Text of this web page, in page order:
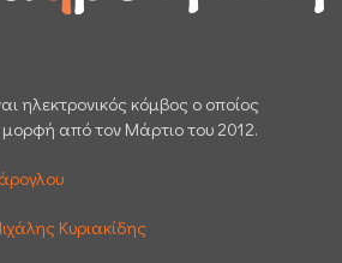
ηλεκτρονικός κόμβος ο οποίος
μορφή από τον Μάρτιο του 2012.
Κυριακίδης